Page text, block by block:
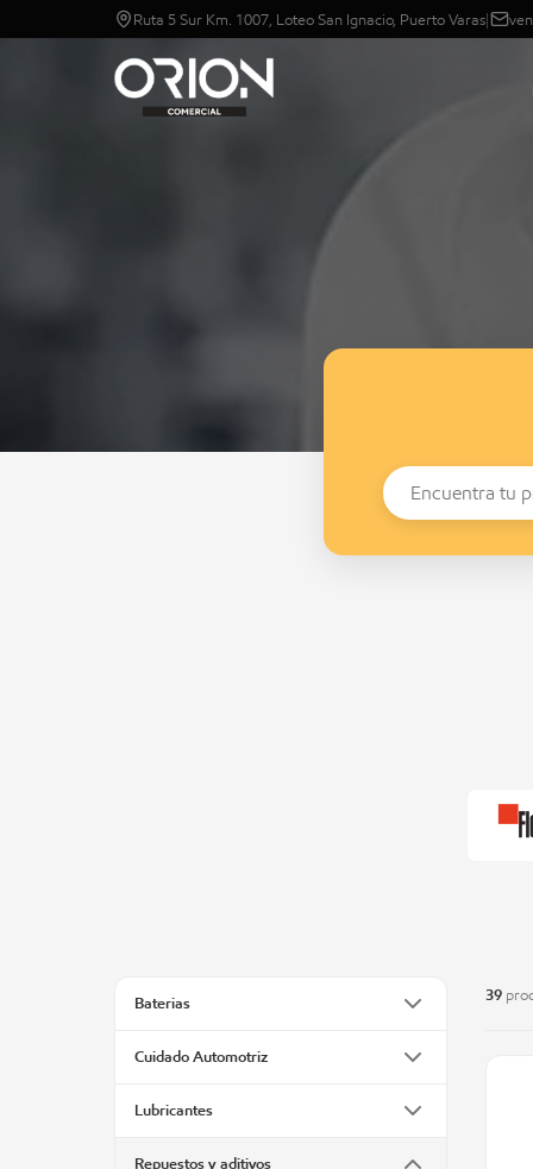
Ruta 5 Sur Km. 1007, Loteo San Ignacio, Puerto Varas|
Baterias
Cuidado Automotriz
Lubricantes
Repuestos y aditivos
39